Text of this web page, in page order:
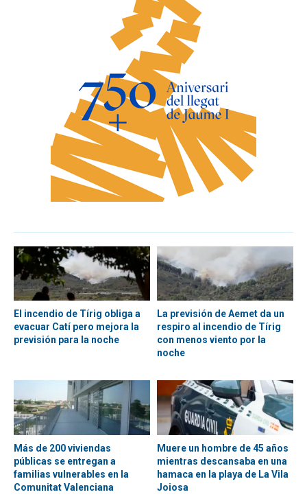
El incendio de Tírig obliga a
evacuar Catí pero mejora la
previsión para la noche
La previsión de Aemet da un
respiro al incendio de Tírig
con menos viento por la
noche
Más de 200 viviendas
públicas se entregan a
familias vulnerables en la
Comunitat Valenciana
Muere un hombre de 45 años
mientras descansaba en una
hamaca en la playa de La Vila
Joiosa